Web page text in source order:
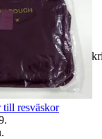
inte är som
till resväskor
.
.